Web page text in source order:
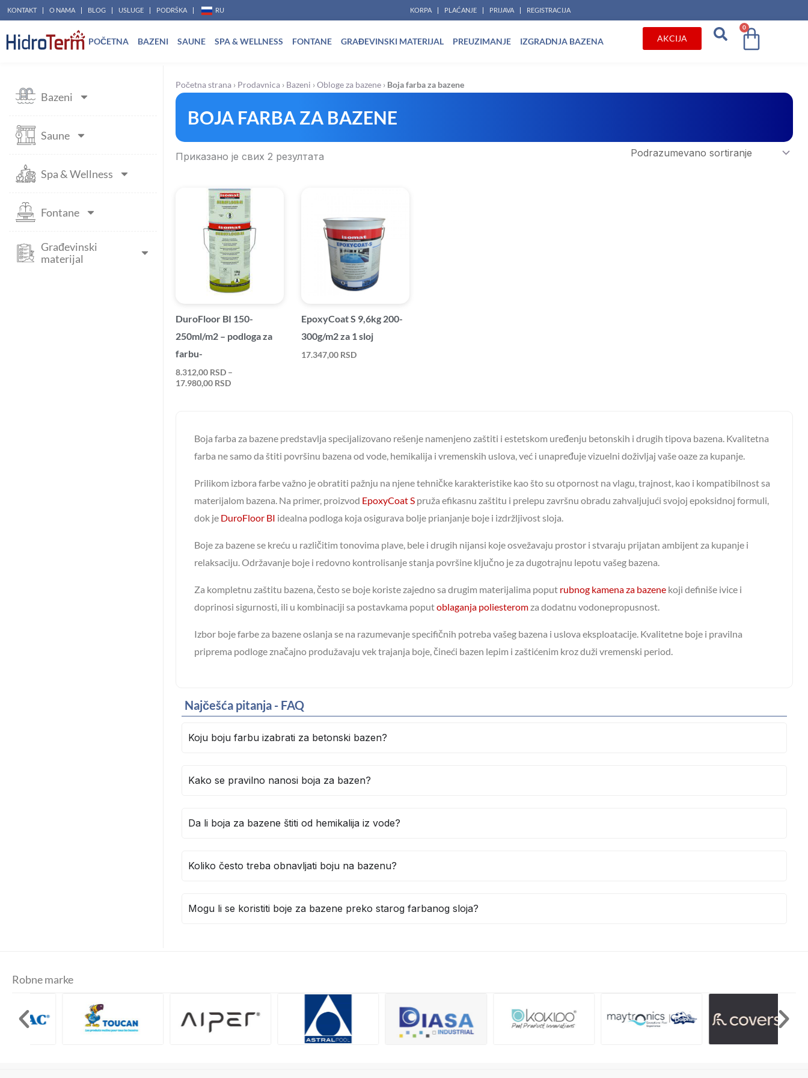
Pređi
sadržaj
KONTAKT O NAMA BLOG USLUGE PODRŠKA RU KORPA PLAĆANJE PRIJAVA REGISTRACIJA
POČETNA BAZENI SAUNE SPA & WELLNESS FONTANE GRAĐEVINSKI MATERIJAL PREUZIMANJE IZGRADNJA BAZENA AKCIJA
0
Cart
Bazeni
Saune
Spa & Wellness
Fontane
Građevinski
materijal
Početna strana› Prodavnica› Bazeni ›Obloge za bazene› Boja farba za bazene
BOJA FARBA ZA BAZENE
Приказано је свих 2 резултата
DuroFloor BI 150-
250ml/m2 – podloga za
farbu-
8.312,00 RSD –
17.980,00 RSD
Raspon
cena:
od
8.312,00 RSD
do
17.980,00 RSD
EpoxyCoat S 9,6kg 200-
300g/m2 za 1 sloj
17.347,00 RSD
Boja farba za bazene predstavlja specijalizovano rešenje namenjeno zaštiti i estetskom uređenju betonskih i drugih tipova bazena. Kvalitetna
farba ne samo da štiti površinu bazena od vode, hemikalija i vremenskih uslova, već i unapređuje vizuelni doživljaj vaše oaze za kupanje.
Prilikom izbora farbe važno je obratiti pažnju na njene tehničke karakteristike kao što su otpornost na vlagu, trajnost, kao i kompatibilnost sa
materijalom bazena. Na primer, proizvod EpoxyCoat Spruža efikasnu zaštitu i prelepu završnu obradu zahvaljujući svojoj epoksidnoj formuli,
dok je DuroFloor BI idealna podloga koja osigurava bolje prianjanje boje i izdržljivost sloja.
Boje za bazene se kreću u različitim tonovima plave, bele i drugih nijansi koje osvežavaju prostor i stvaraju prijatan ambijent za kupanje i
relaksaciju. Održavanje boje i redovno kontrolisanje stanja površine ključno je za dugotrajnu lepotu vašeg bazena.
Za kompletnu zaštitu bazena, često se boje koriste zajedno sa drugim materijalima poput rubnog kamena za bazenekoji definiše ivice i
doprinosi sigurnosti, ili u kombinaciji sa postavkama poputoblaganja poliesteromza dodatnu vodonepropusnost.
Izbor boje farbe za bazene oslanja se na razumevanje specifičnih potreba vašeg bazena i uslova eksploatacije. Kvalitetne boje i pravilna
priprema podloge značajno produžavaju vek trajanja boje, čineći bazen lepim i zaštićenim kroz duži vremenski period.
Najčešća pitanja - FAQ
Koju boju farbu izabrati za betonski bazen?
Kako se pravilno nanosi boja za bazen?
Da li boja za bazene štiti od hemikalija iz vode?
Koliko često treba obnavljati boju na bazenu?
Mogu li se koristiti boje za bazene preko starog farbanog sloja?
Robne marke